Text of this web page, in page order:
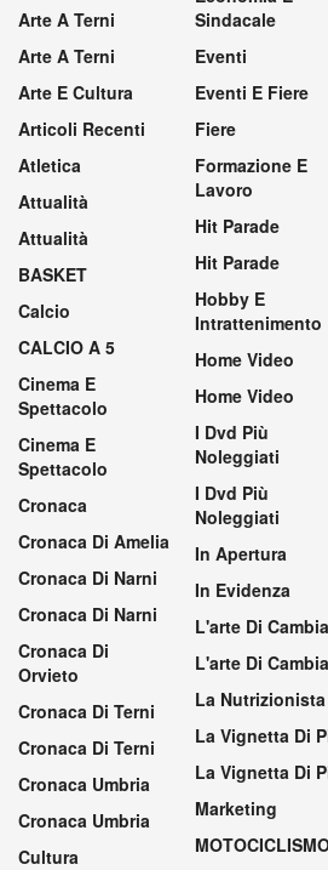
Arte A Terni
Arte A Terni
Arte E Cultura
Articoli Recenti
Atletica
Attualità
Attualità
BASKET
Calcio
CALCIO A 5
Cinema E
Spettacolo
Cinema E
Spettacolo
Cronaca
Cronaca Di Amelia
Cronaca Di Narni
Cronaca Di Narni
Cronaca Di
Orvieto
Cronaca Di Terni
Cronaca Di Terni
Cronaca Umbria
Cronaca Umbria
Cultura
Sindacale
Eventi
Eventi E Fiere
Fiere
Formazione E
Lavoro
Hit Parade
Hit Parade
Hobby E
Intrattenimento
Home Video
Home Video
I Dvd Più
Noleggiati
I Dvd Più
Noleggiati
In Apertura
In Evidenza
L'arte Di
L'arte Di
La Nutrizionista
La Vignetta Di
La Vignetta Di
Marketing